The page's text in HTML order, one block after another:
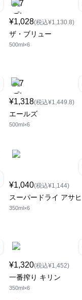
¥1,028(税込¥1,130.8)
ザ・ブリュー
500ml×6
¥1,318(税込¥1,449.8)
エールズ
500ml×6
¥1,040(税込¥1,144)
スーパードライ アサヒ
350ml×6
¥1,320(税込¥1,452)
一番搾り キリン
350ml×6